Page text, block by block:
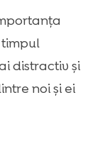
distractiv și
noi și ei